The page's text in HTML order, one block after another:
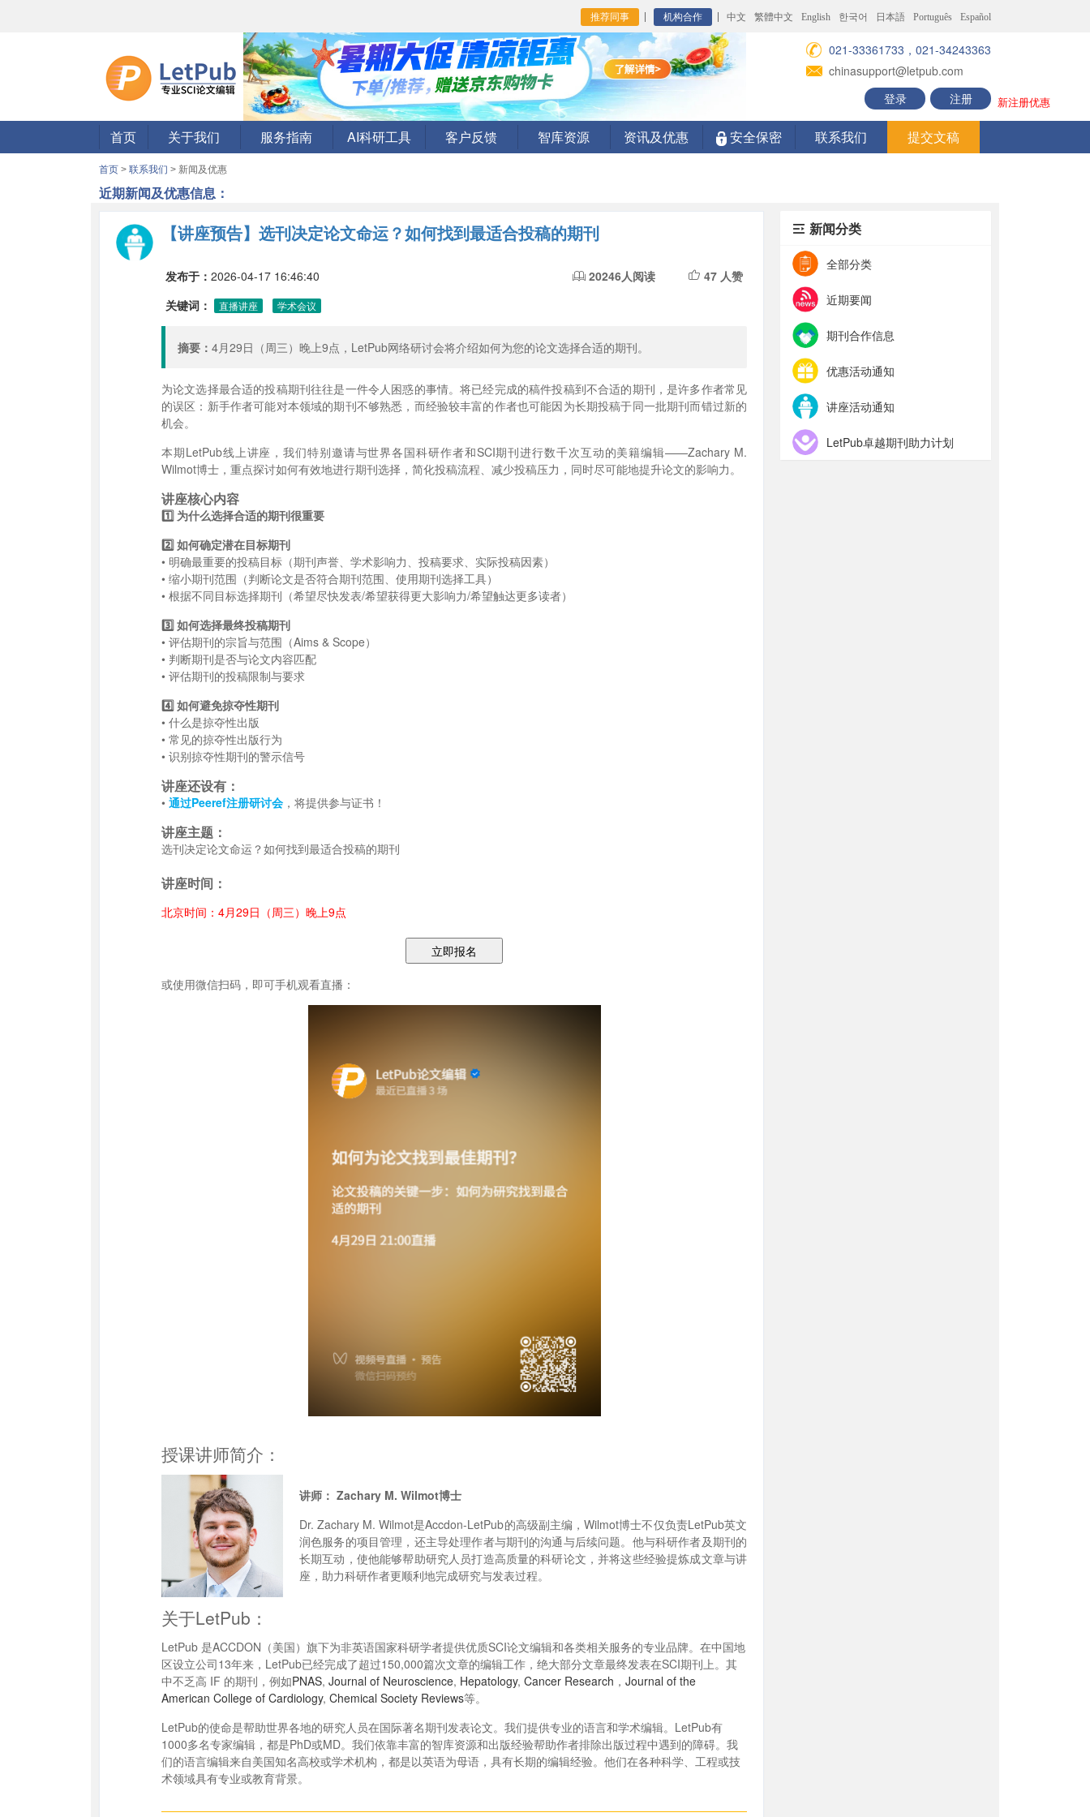
推荐同事 机构合作 中文 繁體中文 English 한국어 日本語 Português Español
021-33361733，021-34243363
chinasupport@letpub.com
登录
注册 新注册优惠
首页 关于我们 服务指南 AI科研工具 客户反馈 智库资源 资讯及优惠 安全保密 联系我们 提交文稿
首页 > 联系我们 > 新闻及优惠
近期新闻及优惠信息：
【讲座预告】选刊决定论文命运？如何找到最适合投稿的期刊
20246人阅读 47 人赞
发布于： 2026-04-17 16:46:40
关键词：
直播讲座 学术会议
摘要： 4月29日（周三）晚上9点，LetPub网络研讨会将介绍如何为您的论文选择合适的期刊。
为论文选择最合适的投稿期刊往往是一件令人困惑的事情。将已经完成的稿件投稿到不合适的期刊，是许多作者常见
的误区：新手作者可能对本领域的期刊不够熟悉，而经验较丰富的作者也可能因为长期投稿于同一批期刊而错过新的
机会。
本期LetPub线上讲座，我们特别邀请与世界各国科研作者和SCI期刊进行数千次互动的美籍编辑——Zachary M.
Wilmot博士，重点探讨如何有效地进行期刊选择，简化投稿流程、减少投稿压力，同时尽可能地提升论文的影响力。
讲座核心内容
1️⃣ 为什么选择合适的期刊很重要
2️⃣ 如何确定潜在目标期刊
• 明确最重要的投稿目标（期刊声誉、学术影响力、投稿要求、实际投稿因素）
• 缩小期刊范围（判断论文是否符合期刊范围、使用期刊选择工具）
• 根据不同目标选择期刊（希望尽快发表/希望获得更大影响力/希望触达更多读者）
3️⃣ 如何选择最终投稿期刊
• 评估期刊的宗旨与范围（Aims & Scope）
• 判断期刊是否与论文内容匹配
• 评估期刊的投稿限制与要求
4️⃣ 如何避免掠夺性期刊
• 什么是掠夺性出版
• 常见的掠夺性出版行为
• 识别掠夺性期刊的警示信号
讲座还设有：
• 通过Peeref注册研讨会 ，将提供参与证书！
讲座主题：
选刊决定论文命运？如何找到最适合投稿的期刊
讲座时间：
北京时间：4月29日（周三）晚上9点
或使用微信扫码，即可手机观看直播：
授课讲师简介：
讲师： Zachary M. Wilmot博士
Dr. Zachary M. Wilmot是Accdon-LetPub的高级副主编，Wilmot博士不仅负责LetPub英文
润色服务的项目管理，还主导处理作者与期刊的沟通与后续问题。他与科研作者及期刊的
长期互动，使他能够帮助研究人员打造高质量的科研论文，并将这些经验提炼成文章与讲
座，助力科研作者更顺利地完成研究与发表过程。
关于LetPub：
LetPub 是ACCDON（美国）旗下为非英语国家科研学者提供优质SCI论文编辑和各类相关服务的专业品牌。在中国地
区设立公司13年来，LetPub已经完成了超过150,000篇次文章的编辑工作，绝大部分文章最终发表在SCI期刊上。其
中不乏高 IF 的期刊，例如PNAS, Journal of Neuroscience, Hepatology, Cancer Research ， Journal of the
American College of Cardiology, Chemical Society Reviews等。
LetPub的使命是帮助世界各地的研究人员在国际著名期刊发表论文。我们提供专业的语言和学术编辑。LetPub有
1000多名专家编辑，都是PhD或MD。我们依靠丰富的智库资源和出版经验帮助作者排除出版过程中遇到的障碍。我
们的语言编辑来自美国知名高校或学术机构，都是以英语为母语，具有长期的编辑经验。他们在各种科学、工程或技
术领域具有专业或教育背景。
新闻分类
全部分类
近期要闻
期刊合作信息
优惠活动通知
讲座活动通知
LetPub卓越期刊助力计划